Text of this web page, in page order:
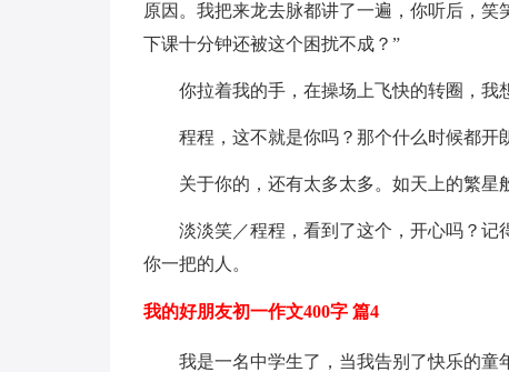
原因。我把来龙去脉都讲了一遍，你听后，笑
下课十分钟还被这个困扰不成？”
你拉着我的手，在操场上飞快的转圈，我
程程，这不就是你吗？那个什么时候都开
关于你的，还有太多太多。如天上的繁星
淡淡笑／程程，看到了这个，开心吗？
你一把的人。
我的好朋友初一作文400字 篇4
我是一名中学生了，当我告别了快乐的